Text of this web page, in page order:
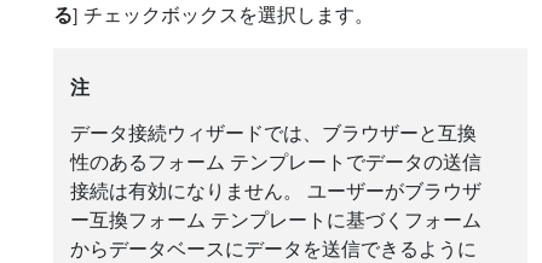
る] チェックボックスを選択します。
注
データ接続ウィザードでは、ブラウザーと互換
性のあるフォーム テンプレートでデータの送信
接続は有効になりません。 ユーザーがブラウザ
ー互換フォーム テンプレートに基づくフォーム
からデータベースにデータを送信できるように